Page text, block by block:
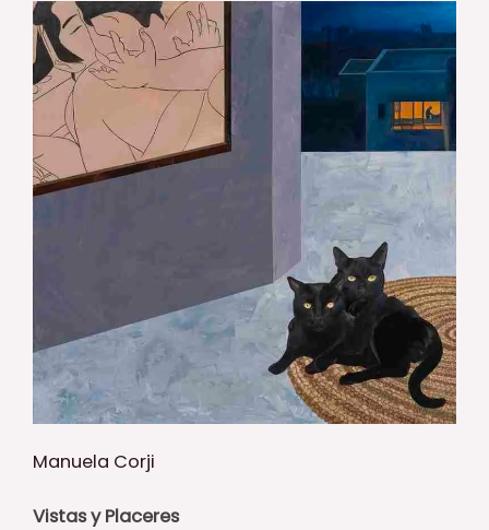
Manuela Corji
Vistas y Placeres